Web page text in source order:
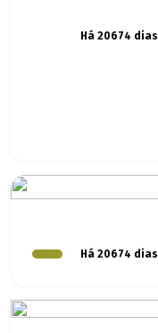
Há 20674 dias
Há 20674 dias